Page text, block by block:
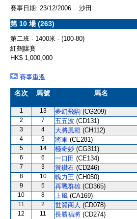
賽事日期: 23/12/2006 沙田
第 10 場 (263)
第二班 - 1400米 - (100-80)
紅鶴讓賽
HK$ 1,000,000
賽事重溫
名次 馬號 馬名
1 13 夢幻飛駒 (CG209)
2 7 五五波 (CD131)
3 4 大將風範 (CH112)
4 9 將軍 (CE281)
5 14 極奇妙 (CG311)
6 6 一口田 (CE134)
7 3 黃鑽石 (CD246)
8 10 魄力王 (CH050)
9 5 再戰群雄 (CD365)
10 8 上風 (CA169)
11 2 世貿商人 (CD078)
12 11 長勝福將 (CD274)